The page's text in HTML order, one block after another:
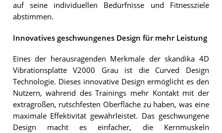
auf seine individuellen Bedürfnisse und Fitnessziele
abstimmen.
Innovatives geschwungenes Design für mehr Leistung
Eines der herausragenden Merkmale der skandika 4D
Vibrationsplatte V2000 Grau ist die Curved Design
Technologie. Dieses innovative Design ermöglicht es den
Nutzern, während des Trainings mehr Kontakt mit der
extragroßen, rutschfesten Oberfläche zu haben, was eine
maximale Effektivität gewährleistet. Das geschwungene
Design macht es einfacher, die Kernmuskeln